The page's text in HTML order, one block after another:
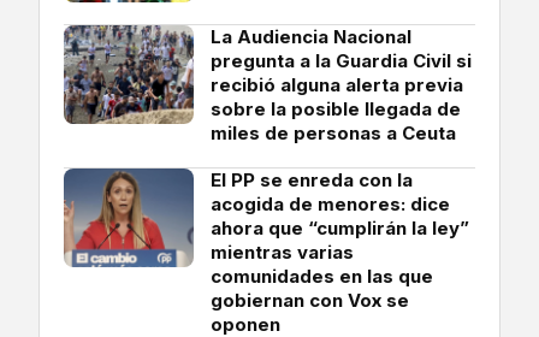
La Audiencia Nacional
pregunta a la Guardia Civil si
recibió alguna alerta previa
sobre la posible llegada de
miles de personas a Ceuta
El PP se enreda con la
acogida de menores: dice
ahora que “cumplirán la ley”
mientras varias
comunidades en las que
gobiernan con Vox se
oponen